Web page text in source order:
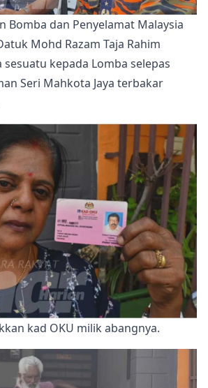
Bomba dan Penyelamat Malaysia
Mohd Razam Taja Rahim
kepada Lomba selepas
Seri Mahkota Jaya terbakar
kad OKU milik abangnya.